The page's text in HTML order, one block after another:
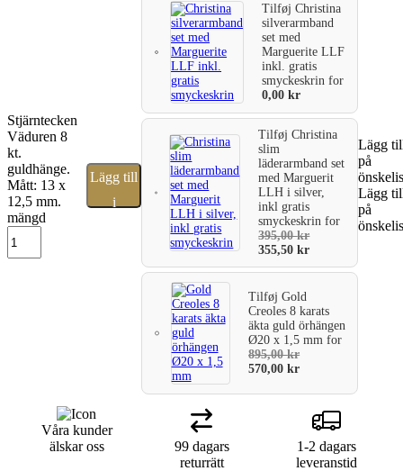
Stjärntecken
Väduren 8
kt.
guldhänge.
Mått: 13 x
12,5 mm.
mängd
Lägg till
i
TilføjChristina
silverarmband
set med
Marguerite LLF
inkl. gratis
smyckeskrinfor
0,00kr
TilføjChristina
slim
läderarmband set
med Marguerit
LLH i silver,
inkl gratis
smyckeskrinfor
395,00kr
355,50kr
TilføjGold
Creoles 8 karats
äkta guld örhängen
Ø20 x 1,5 mmfor
895,00kr
570,00kr
Lägg
på
Lägg
på
Våra kunder
älskar oss
99 dagars
returrätt
1-2 dagars
leveranstid